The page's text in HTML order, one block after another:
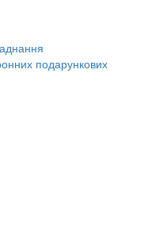
подарункових